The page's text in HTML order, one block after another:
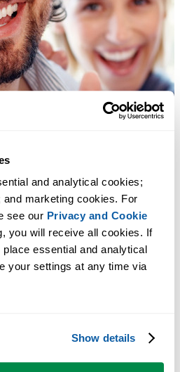
and analytical cookies;
marketing cookies. For
see our Privacy and Cookie
you will receive all cookies. If
essential and analytical
your settings at any time via
Show details